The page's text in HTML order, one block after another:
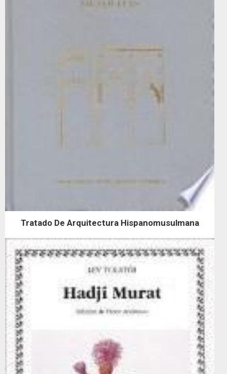
Tratado De Arquitectura Hispanomusulmana